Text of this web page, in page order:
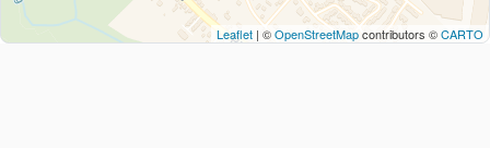
Leaflet | ©OpenStreetMapcontributors ©CARTO